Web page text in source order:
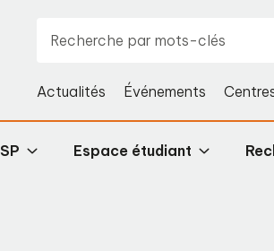
Actualités Événements
Espace étudiant